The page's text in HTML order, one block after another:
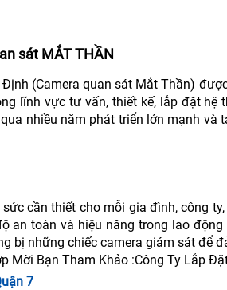
sát MẮT THẦN
(Camera quan sát Mắt Thần)
lĩnh vực tư vấn, thiết kế, lắp đặt hệ
nhiều năm phát triển lớn mạnh
cần thiết cho mỗi gia đình, công
an toàn và hiệu năng trong lao
bị những chiếc camera giám sát để
Mời Bạn Tham Khảo :Công Ty Lắp
7